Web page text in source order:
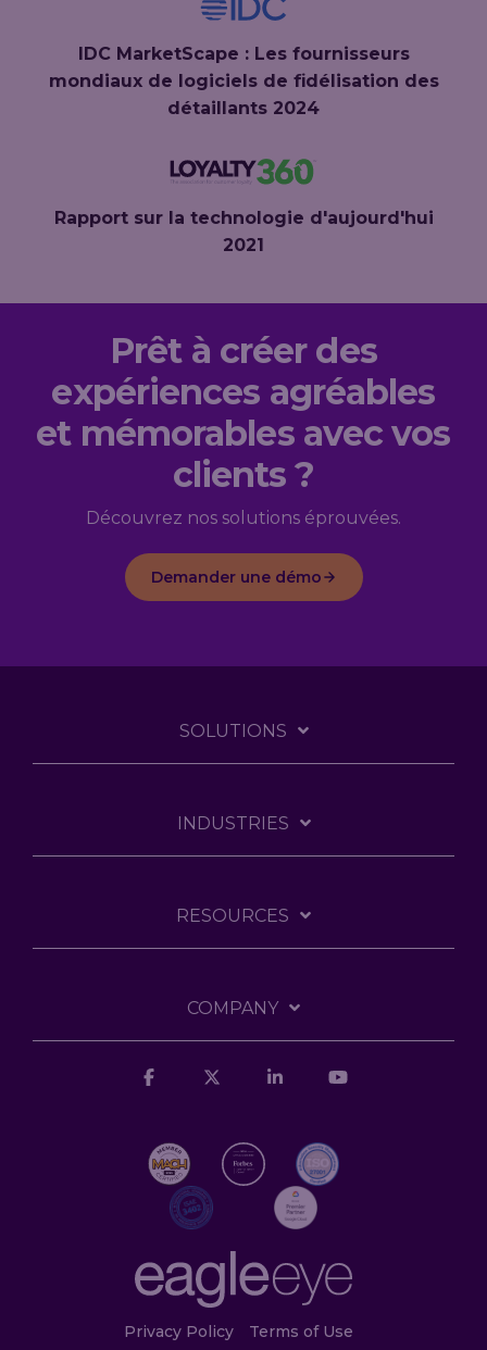
IDC MarketScape : Les fournisseurs
mondiaux de logiciels de fidélisation des
détaillants 2024
Rapport sur la technologie d'aujourd'hui
2021
Prêt à créer des
expériences agréables
et mémorables avec vos
clients ?
Découvrez nos solutions éprouvées.
Demander une démo
SOLUTIONS
INDUSTRIES
RESOURCES
COMPANY
Privacy Policy Terms of Use
Facebook Linkedin